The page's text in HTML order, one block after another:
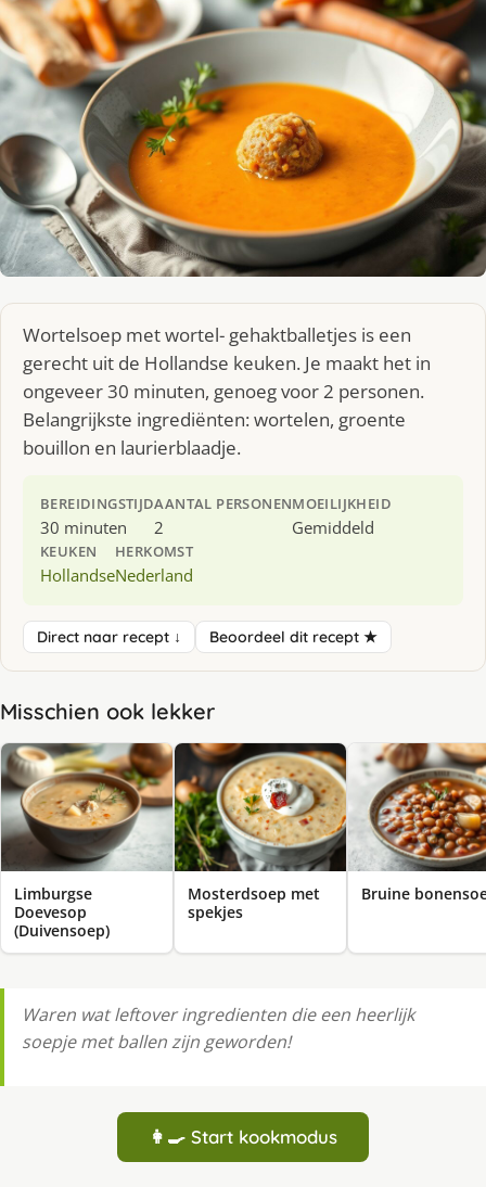
Wortelsoep met wortel- gehaktballetjes is een
gerecht uit de Hollandse keuken. Je maakt het in
ongeveer 30 minuten, genoeg voor 2 personen.
Belangrijkste ingrediënten: wortelen, groente
bouillon en laurierblaadje.
BEREIDINGSTIJD
30 minuten
AANTAL PERSONEN
2
MOEILIJKHEID
Gemiddeld
KEUKEN
Hollandse
HERKOMST
Nederland
Direct naar recept ↓ Beoordeel dit recept ★
Misschien ook lekker
Limburgse
Doevesop
(Duivensoep)
Mosterdsoep met
spekjes
Bruine
Waren wat leftover ingredienten die een heerlijk
soepje met ballen zijn geworden!
👩‍🍳 Start kookmodus